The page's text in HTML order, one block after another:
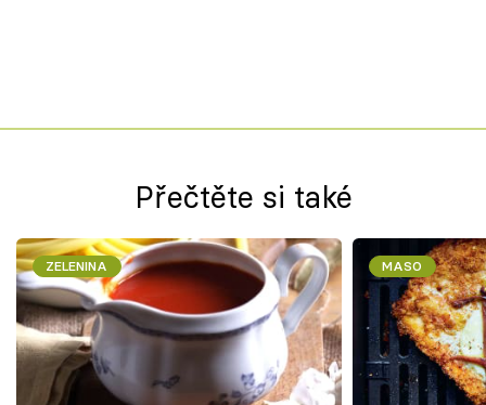
Přečtěte si také
ZELENINA MASO